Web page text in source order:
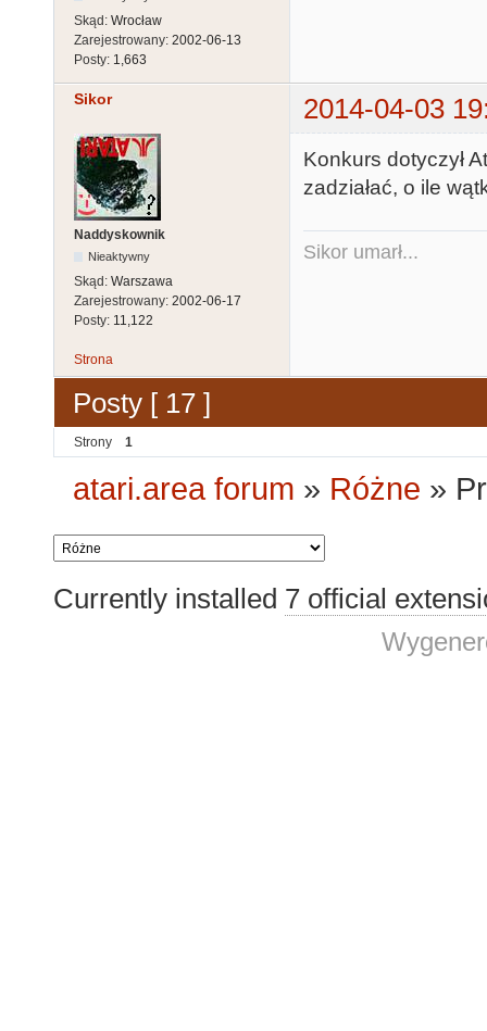
Skąd: Wrocław
Zarejestrowany: 2002-06-13
Posty: 1,663
Sikor 2014-04-03
Naddyskownik
Nieaktywny
Skąd: Warszawa
Zarejestrowany: 2002-06-17
Posty: 11,122
Konkurs dotyczył
zadziałać, o ile
Sikor umarł...
Strona
Posty [ 17 ]
Strony 1
atari.area forum » Różne »
Currently installed 7 official